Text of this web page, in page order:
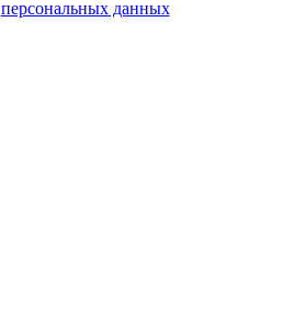
персональных данных